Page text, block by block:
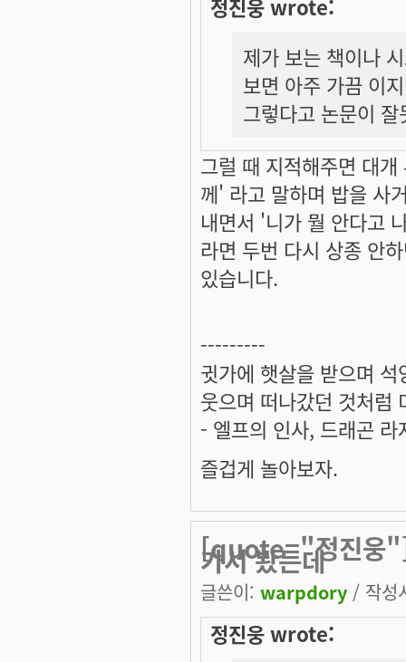
정진웅 wrote:
제가 보는 책이나
보면 아주 가끔 이
그렇다고 논문이
그럴 때 지적해주면 대
께' 라고 말하며 밥을 사
내면서 '니가 뭘 안다고
라면 두번 다시 상종 안
있습니다.
---------
귓가에 햇살을 받으며
웃으며 떠나갔던 것처럼
- 엘프의 인사, 드래곤 라
즐겁게 놀아보자.
[quote="정진웅
가서 봤는데
글쓴이: warpdory / 작성
정진웅 wrote: